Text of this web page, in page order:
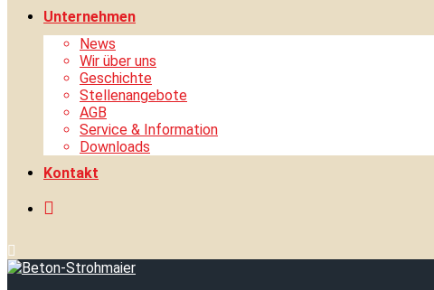
Unternehmen
News
Wir über uns
Geschichte
Stellenangebote
AGB
Service & Information
Downloads
Kontakt